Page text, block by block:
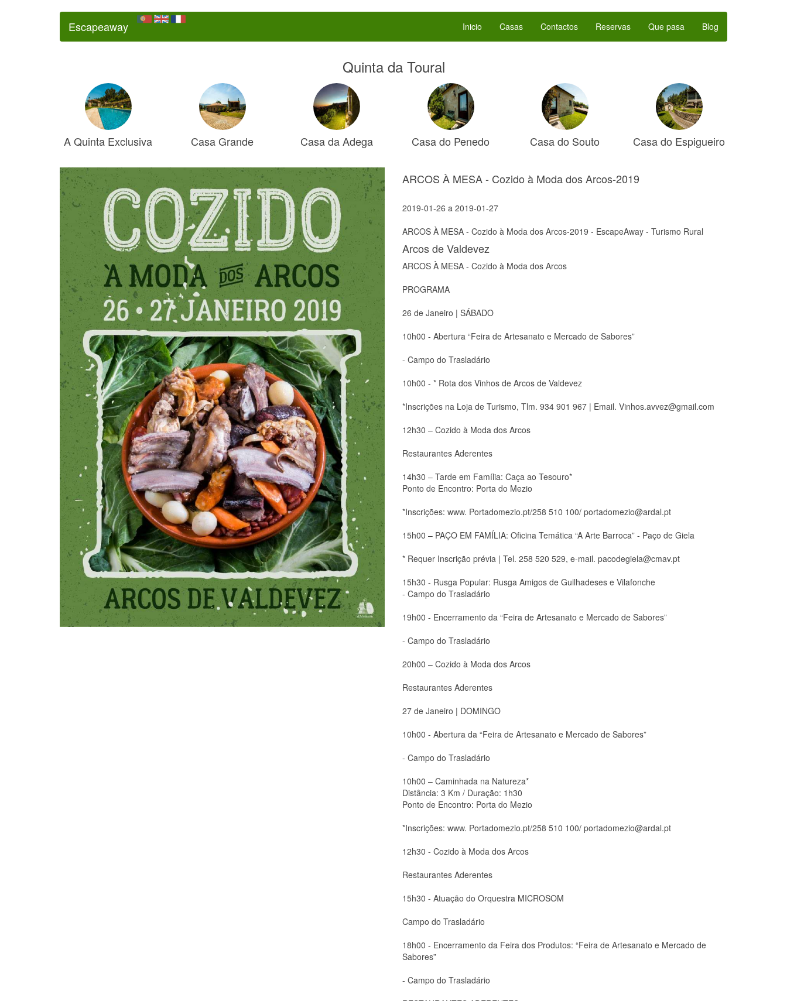
Escapeaway Inicio Casas Contactos Reservas Que pasa Blog
Quinta da Toural
A Quinta Exclusiva Casa Grande Casa da Adega Casa do Penedo Casa do Souto Casa do Espigueiro
ARCOS À MESA - Cozido à Moda dos Arcos-2019
2019-01-26 a 2019-01-27
ARCOS À MESA - Cozido à Moda dos Arcos-2019 - EscapeAway - Turismo Rural
Arcos de Valdevez
ARCOS À MESA - Cozido à Moda dos Arcos
PROGRAMA
26 de Janeiro | SÁBADO
10h00 - Abertura “Feira de Artesanato e Mercado de Sabores”
- Campo do Trasladário
10h00 - * Rota dos Vinhos de Arcos de Valdevez
*Inscrições na Loja de Turismo, Tlm. 934 901 967 | Email. Vinhos.avvez@gmail.com
12h30 – Cozido à Moda dos Arcos
Restaurantes Aderentes
14h30 – Tarde em Família: Caça ao Tesouro*
Ponto de Encontro: Porta do Mezio
*Inscrições: www. Portadomezio.pt/258 510 100/ portadomezio@ardal.pt
15h00 – PAÇO EM FAMÍLIA: Oficina Temática “A Arte Barroca” - Paço de Giela
* Requer Inscrição prévia | Tel. 258 520 529, e-mail. pacodegiela@cmav.pt
15h30 - Rusga Popular: Rusga Amigos de Guilhadeses e Vilafonche
- Campo do Trasladário
19h00 - Encerramento da “Feira de Artesanato e Mercado de Sabores”
- Campo do Trasladário
20h00 – Cozido à Moda dos Arcos
Restaurantes Aderentes
27 de Janeiro | DOMINGO
10h00 - Abertura da “Feira de Artesanato e Mercado de Sabores”
- Campo do Trasladário
10h00 – Caminhada na Natureza*
Distância: 3 Km / Duração: 1h30
Ponto de Encontro: Porta do Mezio
*Inscrições: www. Portadomezio.pt/258 510 100/ portadomezio@ardal.pt
12h30 - Cozido à Moda dos Arcos
Restaurantes Aderentes
15h30 - Atuação do Orquestra MICROSOM
Campo do Trasladário
18h00 - Encerramento da Feira dos Produtos: “Feira de Artesanato e Mercado de
Sabores”
- Campo do Trasladário